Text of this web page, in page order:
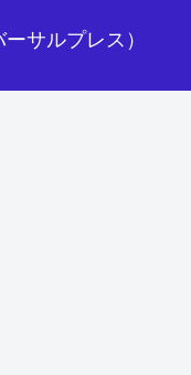
サルプレス）